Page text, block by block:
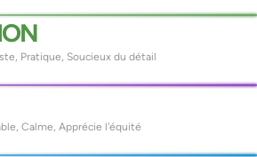
Pratique, Soucieux du détail
Calme, Apprécie l'équité